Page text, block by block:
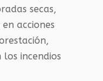
secas,
acciones
incendios